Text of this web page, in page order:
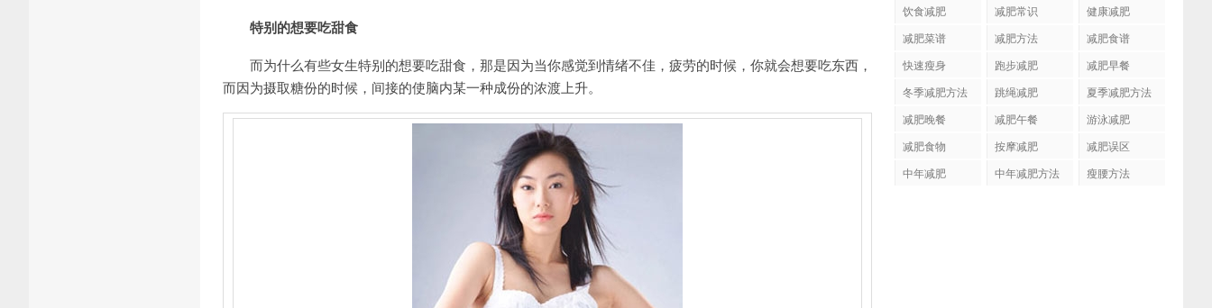
特别的想要吃甜食
而为什么有些女生特别的想要吃甜食，那是因为当你感觉到情绪不佳，疲劳的时候，你就会想要吃东西，
而因为摄取糖份的时候，间接的使脑内某一种成份的浓渡上升。
饮食减肥
减肥常识
健康减肥
减肥菜谱
减肥方法
减肥食谱
快速瘦身
跑步减肥
减肥早餐
冬季减肥方法
跳绳减肥
夏季减肥方法
减肥晚餐
减肥午餐
游泳减肥
减肥食物
按摩减肥
减肥误区
中年减肥
中年减肥方法 瘦腰方法